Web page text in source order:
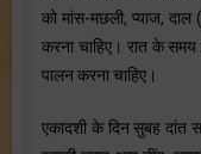
को मांस-मछली, प्याज,
करना चाहिए। रात के समय
पालन करना चाहिए।
एकादशी के दिन सुबह दांत